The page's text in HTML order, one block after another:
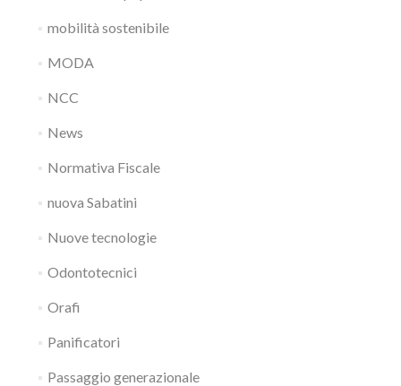
mobilità sostenibile
MODA
NCC
News
Normativa Fiscale
nuova Sabatini
Nuove tecnologie
Odontotecnici
Orafi
Panificatori
Passaggio generazionale